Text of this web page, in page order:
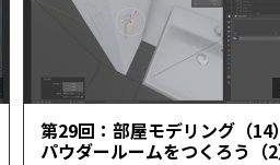
第29回：部屋モデリング（14
パウダールームをつくろう（